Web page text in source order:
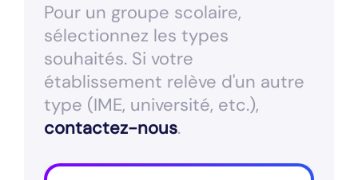
Pour un groupe scolaire,
sélectionnez les types
souhaités. Si votre
établissement relève d'un autre
type (IME, université, etc.),
contactez-nous.